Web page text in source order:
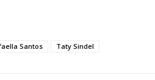
Santos Taty Sindel